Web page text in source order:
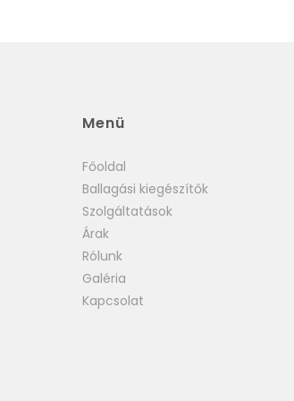
Menü
Főoldal
Ballagási kiegészítők
Szolgáltatások
Árak
Rólunk
Galéria
Kapcsolat